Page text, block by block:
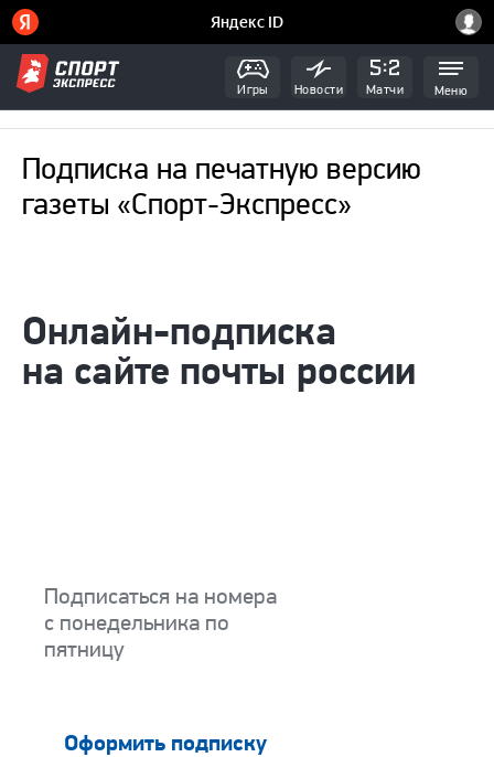
Игры Новости Матчи Меню
Подписка на печатную версию
газеты «Спорт-Экспресс»
онлайн-подписка
на сайте почты россии
Подписаться на номера
с понедельника по
пятницу
Оформить подписку